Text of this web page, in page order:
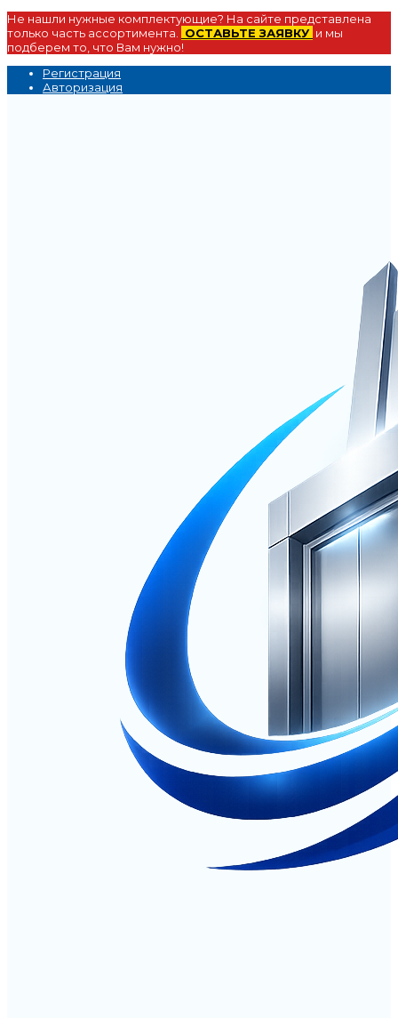
Не нашли нужные комплектующие? На сайте представлена
только часть ассортимента.
ОСТАВЬТЕ ЗАЯВКУ и мы
подберем то, что Вам нужно!
Регистрация
Авторизация